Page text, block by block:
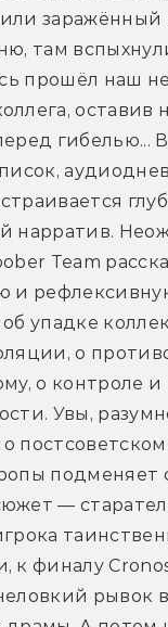
заражённый
там
прошёл наш
оставив
гибелью...
нарратив.
Team
и
упадке
о
о контроле и
Увы,
подменяет
—
к финалу
рывок